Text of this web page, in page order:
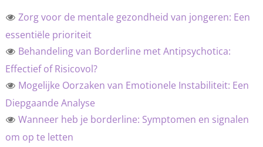
Zorg voor de mentale gezondheid van jongeren: Een
essentiële prioriteit
Behandeling van Borderline met Antipsychotica:
Effectief of Risicovol?
Mogelijke Oorzaken van Emotionele Instabiliteit: Een
Diepgaande Analyse
Wanneer heb je borderline: Symptomen en signalen
om op te letten